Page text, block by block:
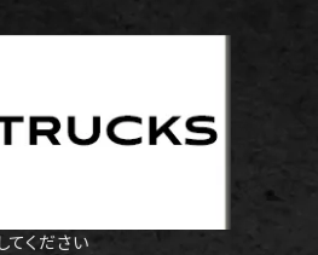
てください